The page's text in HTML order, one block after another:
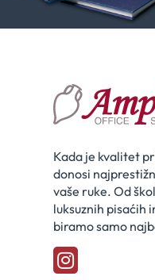
Kada je kvalitet
donosi
vaše ruke. Od
luksuznih pisaćih
biramo samo